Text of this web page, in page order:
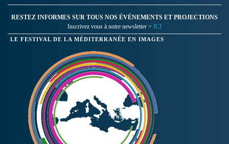
RESTEZ INFORMES SUR TOUS NOS ÉVÉNEMENTS ET PROJECTIONS
Inscrivez vous à notre newsletter > ICI
LE FESTIVAL DE LA MÉDITERRANÉE EN IMAGES